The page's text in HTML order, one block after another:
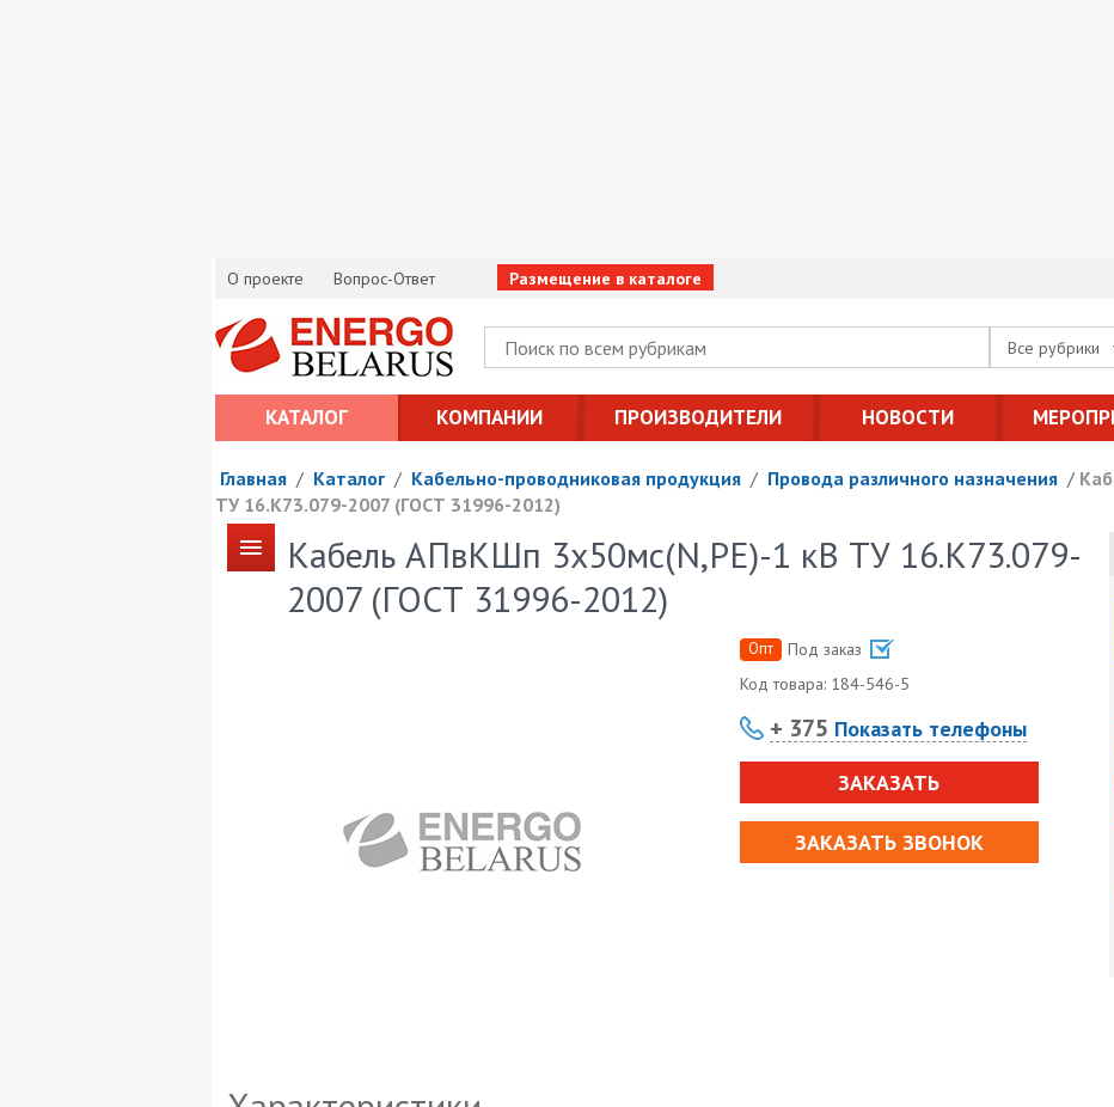
О проекте Вопрос-Ответ Размещение в каталоге
Все рубрики
КАТАЛОГ КОМПАНИИ ПРОИЗВОДИТЕЛИ НОВОСТИ
Главная / Каталог / Кабельно-проводниковая продукция / Провода различного назначения /
ТУ 16.К73.079-2007 (ГОСТ 31996-2012)
Кабель АПвКШп 3х50мс(N,PE)-1 кВ ТУ 16.К73.079-
2007 (ГОСТ 31996-2012)
Опт
Под заказ
Код товара: 184-546-5
+ 375 Показать телефоны
ЗАКАЗАТЬ
ЗАКАЗАТЬ ЗВОНОК